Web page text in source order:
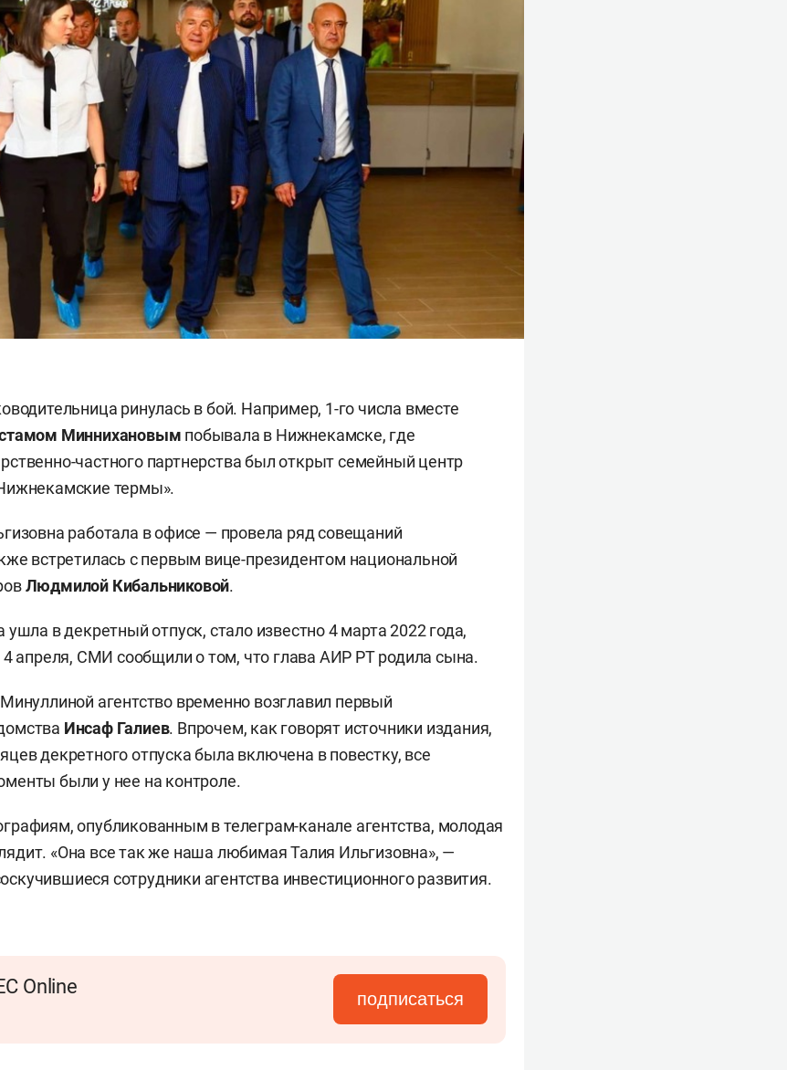
ринулась в бой. Например, 1-го числа вместе
Миннихановым побывала в Нижнекамске, где
частного партнерства был открыт семейный центр
термы».
работала в офисе — провела ряд совещаний
встретилась с первым вице-президентом национальной
Людмилой Кибальниковой.
в декретный отпуск, стало известно 4 марта 2022 года,
4 апреля, СМИ сообщили о том, что глава АИР РТ родила сына.
агентство временно возглавил первый
Инсаф Галиев. Впрочем, как говорят источники издания,
декретного отпуска была включена в повестку, все
были у нее на контроле.
опубликованным в телеграм-канале агентства, молодая
«Она все так же наша любимая Талия Ильгизовна», —
сотрудники агентства инвестиционного развития.
Online
подписаться